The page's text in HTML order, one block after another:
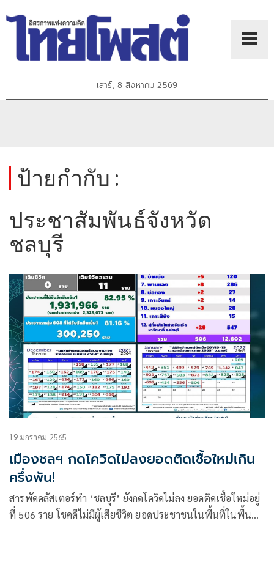
เสาร์, 8 สิงหาคม 2569
ป้ายกำกับ :
ประชาสัมพันธ์จังหวัด
ชลบุรี
19 มกราคม 2565
เมืองชลฯ กดโควิดไม่ลงยอดติดเชื้อใหม่เกิน
ครึ่งพัน!
สารพัดคลัสเตอร์ทำ ‘ชลบุรี’ ยังกดโควิดไม่ลง ยอดติดเชื้อใหม่อยู่
ที่ 506 ราย โชคดีไม่มีผู้เสียชีวิต ยอดประชาชนในพื้นที่ในพื้นที่